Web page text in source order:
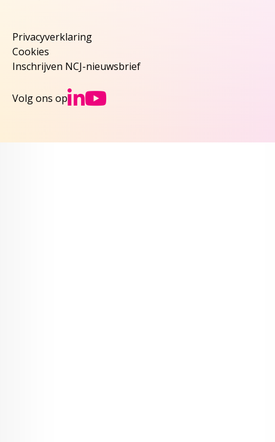
Privacyverklaring
Cookies
Inschrijven NCJ-nieuwsbrief
Volg ons op Ga naar NCJs